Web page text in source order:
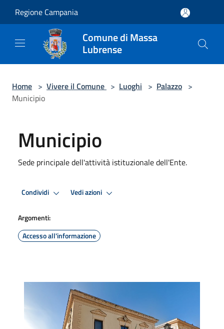
Regione Campania
Comune di Massa
Lubrense
Home > Vivere il Comune > Luoghi > Palazzo >
Municipio
Municipio
Sede principale dell'attività istituzionale dell'Ente.
Condividi Vedi azioni
Argomenti:
Accesso all'informazione